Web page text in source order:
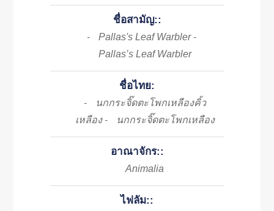
ชื่อสามัญ::
- Pallas's Leaf Warbler -
Pallas’s Leaf Warbler
ชื่อไทย:
-
นกกระจิ๊ดตะโพกเหลืองคิ้ว
เหลือง - นกกระจิ๊ดตะโพกเหลือง
อาณาจักร::
Animalia
ไฟลัม::